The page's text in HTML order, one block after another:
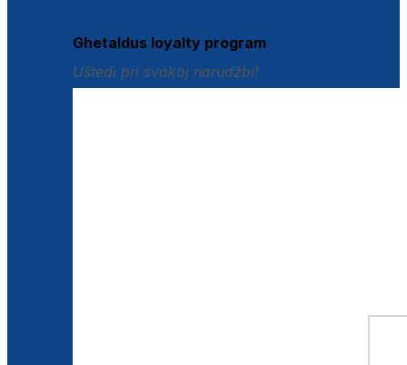
Ghetaldus loyalty program
Uštedi pri svakoj narudžbi!